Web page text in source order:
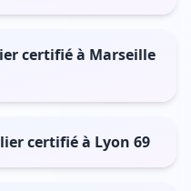
certifié à Marseille
certifié à Lyon 69